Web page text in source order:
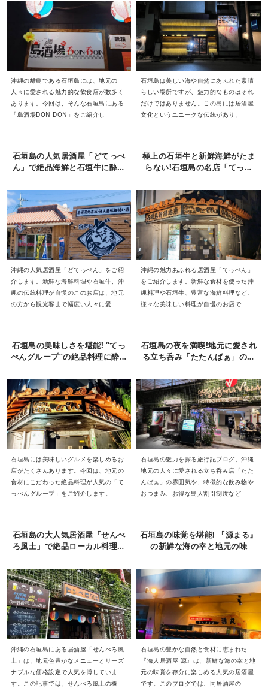
沖縄の離島である石垣島には、地元の
人々に愛される魅力的な飲食店が数多く
あります。今回は、そんな石垣島にある
「島酒場DON DON」をご紹介し
石垣島は美しい海や自然にあふれた素晴
らしい場所ですが、魅力的なものはそれ
だけではありません。この島には居酒屋
文化というユニークな伝統があり、
石垣島の人気居酒屋「どてっぺ
ん」で絶品海鮮と石垣牛に酔い
沖縄の人気居酒屋「どてっぺん」をご紹
介します。新鮮な海鮮料理や石垣牛、沖
縄の伝統料理が自慢のこのお店は、地元
の方から観光客まで幅広い人々に愛
極上の石垣牛と新鮮海鮮がたま
らない!石垣島の名店「てっぺ
沖縄の魅力あふれる居酒屋「てっぺん」
をご紹介します。新鮮な食材を使った沖
縄料理や石垣牛、豊富な海鮮料理など、
様々な美味しい料理が自慢のお店で
石垣島の美味しさを堪能! “てっ
ぺんグループ”の絶品料理に酔い
石垣島には美味しいグルメを楽しめるお
店がたくさんあります。今回は、地元の
食材にこだわった絶品料理が人気の「て
っぺんグループ」をご紹介します。
石垣島の夜を満喫!地元に愛され
る立ち呑み「たたんばぁ」の魅
石垣島の魅力を探る旅行記ブログ。沖縄
地元の人々に愛される立ち呑み店「たた
んばぁ」の雰囲気や、特徴的な飲み物や
おつまみ、お得な島人割引制度など
石垣島の大人気居酒屋「せんべ
ろ風土」で絶品ローカル料理に
沖縄の石垣島にある居酒屋「せんべろ風
土」は、地元色豊かなメニューとリーズ
ナブルな価格設定で人気を博していま
す。この記事では、せんべろ風土の概
石垣島の味覚を堪能! 『源まる』
の新鮮な海の幸と地元の味
石垣島の豊かな自然と食材に恵まれた
『海人居酒屋 源』は、新鮮な海の幸と地
元の味覚を存分に楽しめる人気の居酒屋
です。このブログでは、同居酒屋の